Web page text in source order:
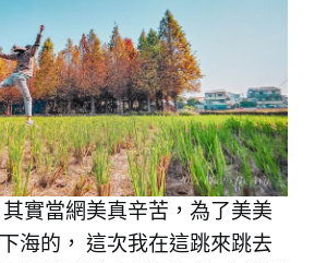
實當網美真辛苦，為了美美
海的， 這次我在這跳來跳去